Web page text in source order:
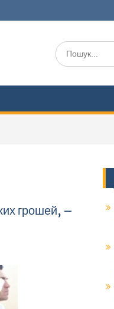
Шукати:
грошей, –